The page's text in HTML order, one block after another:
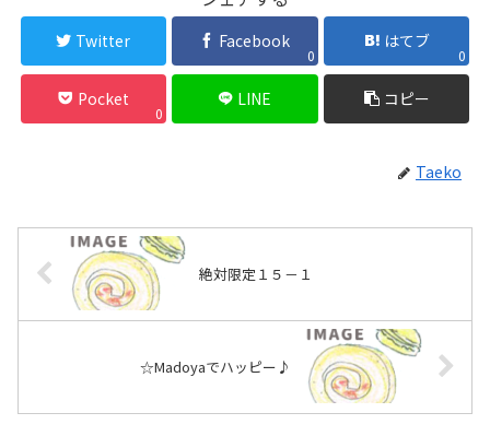
Twitter Facebook
0
はてブ
0
Pocket
0
LINE コピー
Taeko
絶対限定１５－１
☆Madoyaでハッピー♪